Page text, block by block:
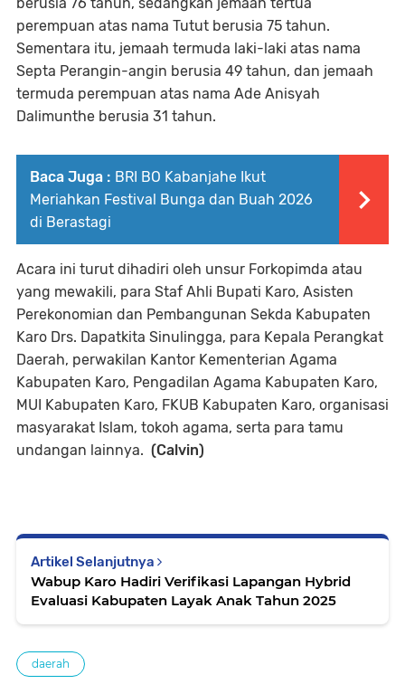
berusia 76 tahun, sedangkan jemaah tertua
perempuan atas nama Tutut berusia 75 tahun.
Sementara itu, jemaah termuda laki-laki atas nama
Septa Perangin-angin berusia 49 tahun, dan jemaah
termuda perempuan atas nama Ade Anisyah
Dalimunthe berusia 31 tahun.
Baca Juga : BRI BO Kabanjahe Ikut
Meriahkan Festival Bunga dan Buah 2026
di Berastagi
Acara ini turut dihadiri oleh unsur Forkopimda atau
yang mewakili, para Staf Ahli Bupati Karo, Asisten
Perekonomian dan Pembangunan Sekda Kabupaten
Karo Drs. Dapatkita Sinulingga, para Kepala Perangkat
Daerah, perwakilan Kantor Kementerian Agama
Kabupaten Karo, Pengadilan Agama Kabupaten Karo,
MUI Kabupaten Karo, FKUB Kabupaten Karo, organisasi
masyarakat Islam, tokoh agama, serta para tamu
undangan lainnya. (Calvin)
Artikel Selanjutnya
Wabup Karo Hadiri Verifikasi Lapangan Hybrid
Evaluasi Kabupaten Layak Anak Tahun 2025
daerah